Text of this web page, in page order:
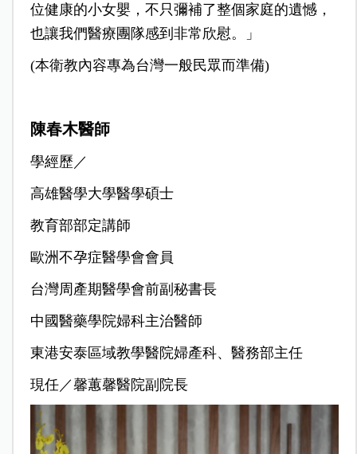
位健康的小女嬰，不只彌補了整個家庭的遺憾，
也讓我們醫療團隊感到非常欣慰。」
(本衛教內容專為台灣一般民眾而準備)
陳春木醫師
學經歷／
高雄醫學大學醫學碩士
教育部部定講師
歐洲不孕症醫學會會員
台灣周產期醫學會前副秘書長
中國醫藥學院婦科主治醫師
東港安泰區域教學醫院婦產科、醫務部主任
現任／ 馨蕙馨醫院副院長